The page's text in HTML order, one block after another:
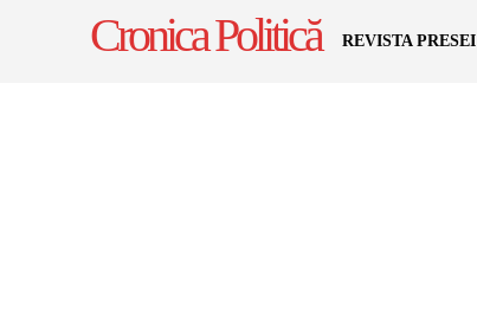
Cronica Politică REVISTA PRESEI